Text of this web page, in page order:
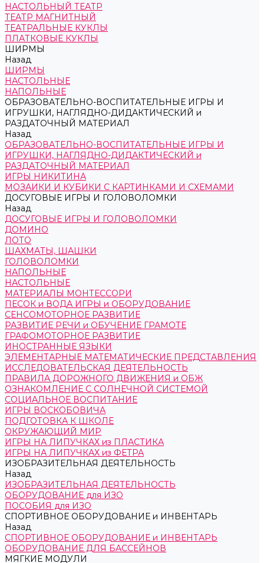
НАСТОЛЬНЫЙ ТЕАТР
ТЕАТР МАГНИТНЫЙ
ТЕАТРАЛЬНЫЕ КУКЛЫ
ПЛАТКОВЫЕ КУКЛЫ
ШИРМЫ
Назад
ШИРМЫ
НАСТОЛЬНЫЕ
НАПОЛЬНЫЕ
ОБРАЗОВАТЕЛЬНО-ВОСПИТАТЕЛЬНЫЕ ИГРЫ И
ИГРУШКИ, НАГЛЯДНО-ДИДАКТИЧЕСКИЙ и
РАЗДАТОЧНЫЙ МАТЕРИАЛ
Назад
ОБРАЗОВАТЕЛЬНО-ВОСПИТАТЕЛЬНЫЕ ИГРЫ И
ИГРУШКИ, НАГЛЯДНО-ДИДАКТИЧЕСКИЙ и
РАЗДАТОЧНЫЙ МАТЕРИАЛ
ИГРЫ НИКИТИНА
МОЗАИКИ И КУБИКИ С КАРТИНКАМИ И СХЕМАМИ
ДОСУГОВЫЕ ИГРЫ И ГОЛОВОЛОМКИ
Назад
ДОСУГОВЫЕ ИГРЫ И ГОЛОВОЛОМКИ
ДОМИНО
ЛОТО
ШАХМАТЫ, ШАШКИ
ГОЛОВОЛОМКИ
НАПОЛЬНЫЕ
НАСТОЛЬНЫЕ
МАТЕРИАЛЫ МОНТЕССОРИ
ПЕСОК и ВОДА ИГРЫ и ОБОРУДОВАНИЕ
СЕНСОМОТОРНОЕ РАЗВИТИЕ
РАЗВИТИЕ РЕЧИ и ОБУЧЕНИЕ ГРАМОТЕ
ГРАФОМОТОРНОЕ РАЗВИТИЕ
ИНОСТРАННЫЕ ЯЗЫКИ
ЭЛЕМЕНТАРНЫЕ МАТЕМАТИЧЕСКИЕ ПРЕДСТАВЛЕНИЯ
ИССЛЕДОВАТЕЛЬСКАЯ ДЕЯТЕЛЬНОСТЬ
ПРАВИЛА ДОРОЖНОГО ДВИЖЕНИЯ и ОБЖ
ОЗНАКОМЛЕНИЕ С СОЛНЕЧНОЙ СИСТЕМОЙ
СОЦИАЛЬНОЕ ВОСПИТАНИЕ
ИГРЫ ВОСКОБОВИЧА
ПОДГОТОВКА К ШКОЛЕ
ОКРУЖАЮЩИЙ МИР
ИГРЫ НА ЛИПУЧКАХ из ПЛАСТИКА
ИГРЫ НА ЛИПУЧКАХ из ФЕТРА
ИЗОБРАЗИТЕЛЬНАЯ ДЕЯТЕЛЬНОСТЬ
Назад
ИЗОБРАЗИТЕЛЬНАЯ ДЕЯТЕЛЬНОСТЬ
ОБОРУДОВАНИЕ для ИЗО
ПОСОБИЯ для ИЗО
СПОРТИВНОЕ ОБОРУДОВАНИЕ и ИНВЕНТАРЬ
Назад
СПОРТИВНОЕ ОБОРУДОВАНИЕ и ИНВЕНТАРЬ
ОБОРУДОВАНИЕ ДЛЯ БАССЕЙНОВ
МЯГКИЕ МОДУЛИ